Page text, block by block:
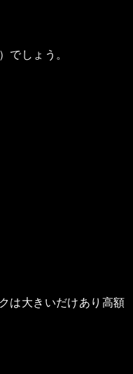
でしょう。
は大きいだけあり高額